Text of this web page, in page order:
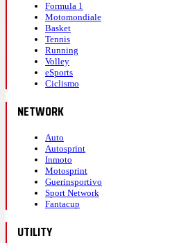
Formula 1
Motomondiale
Basket
Tennis
Running
Volley
eSports
Ciclismo
NETWORK
Auto
Autosprint
Inmoto
Motosprint
Guerinsportivo
Sport Network
Fantacup
UTILITY